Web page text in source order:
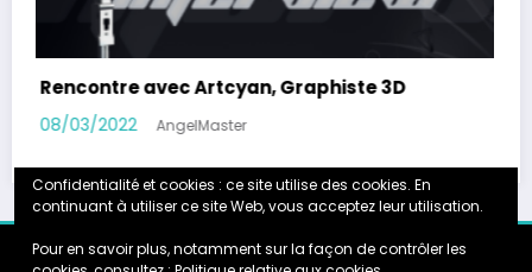
Rencontre avec Jérémy, gamer non-voyant
05/06/2020 AngelMaster
Accueil Calendrier Instagram Galerie
Partenariats
Confidentialité et cookies : ce site utilise des cookies. En
continuant à utiliser ce site Web, vous acceptez leur utilisation.
Pour en savoir plus, notamment sur la façon de contrôler les